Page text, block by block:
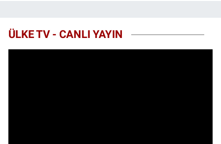
ÜLKE TV - CANLI YAYIN